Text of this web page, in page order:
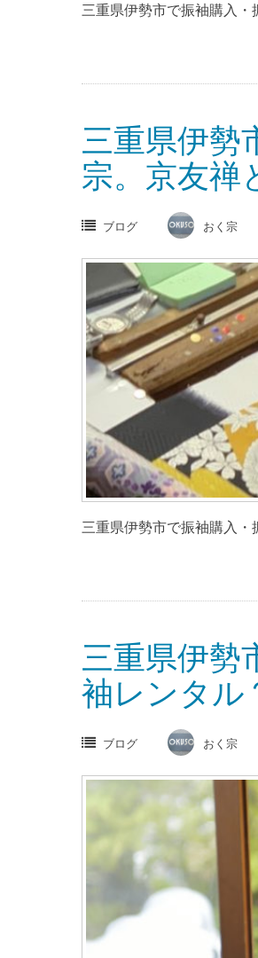
三重県伊勢市で振袖購入
三重県伊勢
宗。京友禅
ブログ おく宗
三重県伊勢市で振袖購入
三重県伊勢
袖レンタル
ブログ おく宗